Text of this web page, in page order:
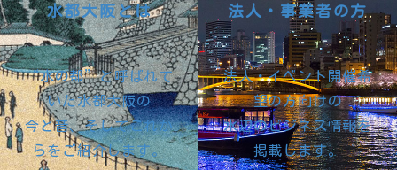
水都大阪とは
“水の都”と呼ばれて
いた水都大阪の
今と昔、そしてこれか
らをご紹介します。
法人・事業者の方
法人・イベント開催希
望の方向けの
水辺のビジネス情報を
掲載します。